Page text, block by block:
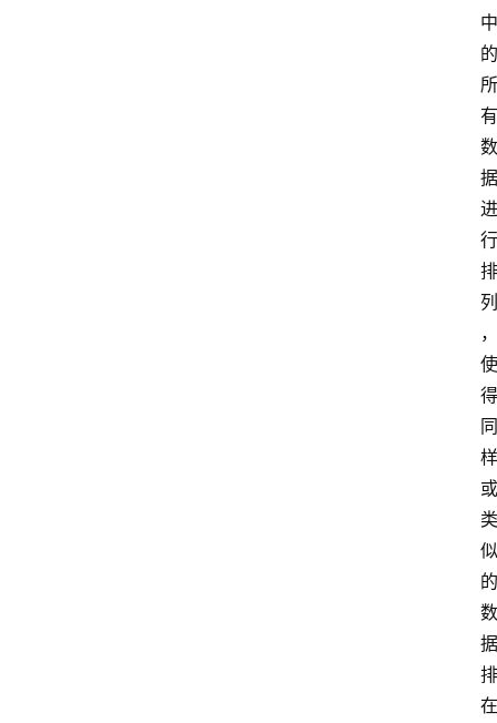
中
的
所
有
数
据
进
行
排
列
，
使
得
同
样
或
类
似
的
数
据
排
在